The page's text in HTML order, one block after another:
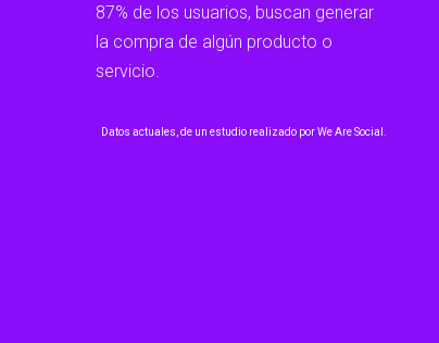
87% de los usuarios, buscan generar
la compra de algún producto o
servicio.
Datos actuales, de un estudio realizado por We Are Social.